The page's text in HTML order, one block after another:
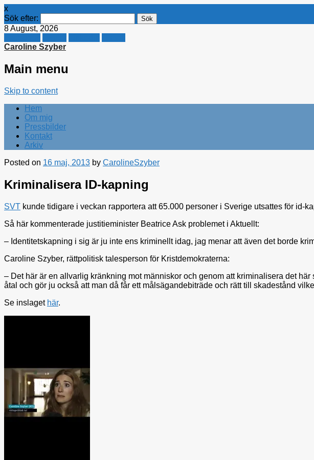
x
Sök efter:
8 August, 2026
Caroline Szyber
Main menu
Skip to content
Hem
Om mig
Pressbilder
Kontakt
Arkiv
Posted on 16 maj, 2013 by CarolineSzyber
Kriminalisera ID-kapning
SVT kunde tidigare i veckan rapportera att 65.000 personer i Sverige utsattes för id-
Så här kommenterade justitieminister Beatrice Ask problemet i Aktuellt:
– Identitetskapning i sig är ju inte ens kriminellt idag, jag menar att även det borde
Caroline Szyber, rättpolitisk talesperson för Kristdemokraterna:
– Det här är en allvarlig kränkning mot människor och genom att kriminalisera det
åtal och gör ju också att man då får ett målsägandebiträde och rätt till skadestånd
Se inslaget här.